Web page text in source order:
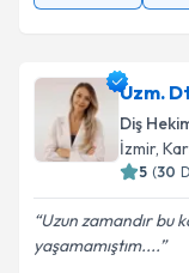
Uzm.
Diş
İzmir,
5 (30
Uzun zamandır bu
yaşamamıştım....